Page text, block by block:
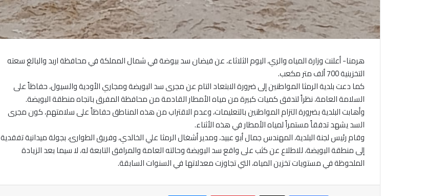
هرمنا- أعلنت وزارة المياه والري، اليوم الثلاثاء، عن فيضان سد بيوضة في شمال المملكة في محافظة اربد والبالغ سعته
التخزينية 700 ألف متر مكعب.
كما دعت بلدية الرمثا المواطنين إلى ضرورة الابتعاد التام عن مجرى سد البويضة ومجاري الأودية والسيول، حفاظاً على
السلامة العامة، نظراً لتدفق كميات كبيرة من مياه الأمطار القادمة من محافظة المفرق باتجاه منطقة البويضة.
وأهابت البلدية بضرورة التزام المواطنين بالتعليمات، وعدم الاقتراب من هذه المناطق حفاظاً على سلامتهم، كون مجرى
السد يشهد تدفقاً مستمراً لمياه الأمطار في هذه الأثناء.
وقام رئيس لجنة البلدية، المهندس جمال أبو عبيد، ومدير أشغال الرمثا علي الخالدي، وفريق الطوارئ، بجولة ميدانية تفقدية
إلى منطقة البويضة، للاطلاع عن كثب على واقع سد البويضة وحالته العامة والمرافق التابعة له، لا سيما بعد الزيادة
الملحوظة في مستويات تخزين المياه، التي تجاوزت معدلاتها في السنوات السابقة.